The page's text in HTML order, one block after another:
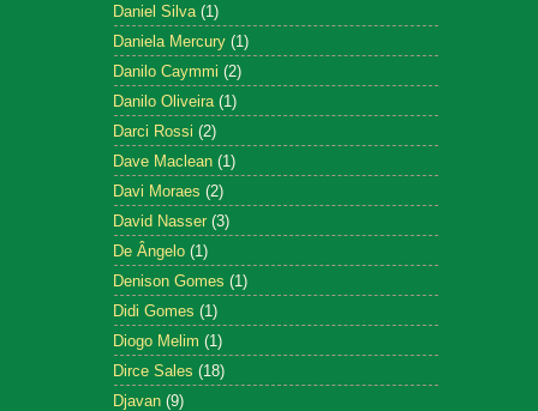
Daniel Silva (1)
Daniela Mercury (1)
Danilo Caymmi (2)
Danilo Oliveira (1)
Darci Rossi (2)
Dave Maclean (1)
Davi Moraes (2)
David Nasser (3)
De Ângelo (1)
Denison Gomes (1)
Didi Gomes (1)
Diogo Melim (1)
Dirce Sales (18)
Djavan (9)